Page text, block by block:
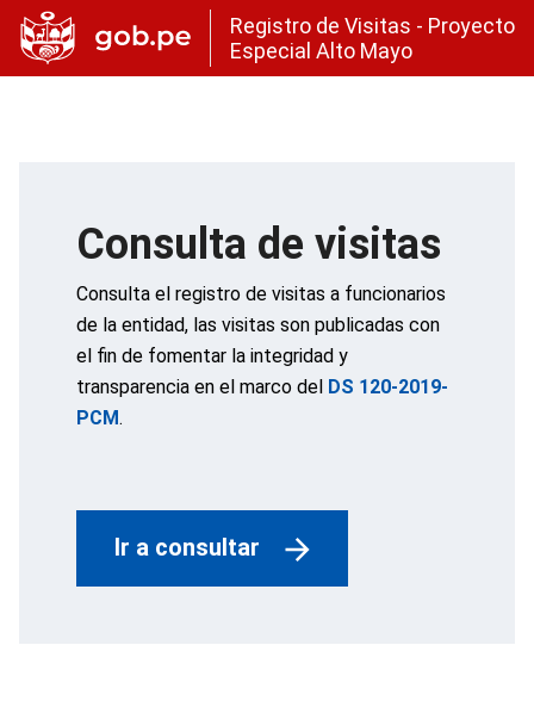
Registro de Visitas - Proyecto
Especial Alto Mayo
Consulta de visitas
Consulta el registro de visitas a funcionarios
de la entidad, las visitas son publicadas con
el fin de fomentar la integridad y
transparencia en el marco del DS 120-2019-
PCM.
Ir a consultar